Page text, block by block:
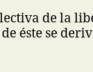
de la
éste se